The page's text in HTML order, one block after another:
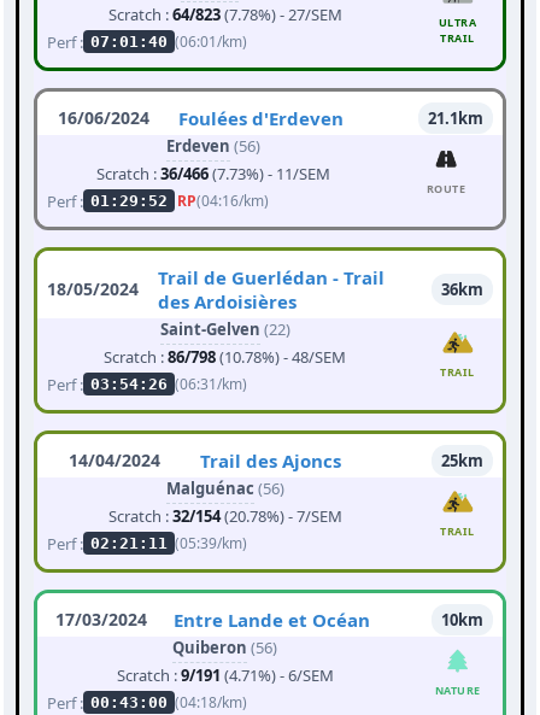
Scratch :64/823(7.78%) - 27/SEM
Perf : 07:01:40 (06:01/km)
ULTRA
TRAIL
16/06/2024 Foulées d'Erdeven
21.1km
Erdeven (56)
Scratch :36/466(7.73%) - 11/SEM
Perf : 01:29:52 RP(04:16/km)
ROUTE
18/05/2024
Trail de Guerlédan - Trail
des Ardoisières
36km
Saint-Gelven (22)
Scratch :86/798(10.78%) - 48/SEM
Perf : 03:54:26 (06:31/km)
TRAIL
14/04/2024 Trail des Ajoncs
25km
Malguénac (56)
Scratch :32/154(20.78%) - 7/SEM
Perf : 02:21:11 (05:39/km)
TRAIL
17/03/2024 Entre Lande et Océan
10km
Quiberon (56)
Scratch :9/191 (4.71%) - 6/SEM
Perf : 00:43:00 (04:18/km)
NATURE